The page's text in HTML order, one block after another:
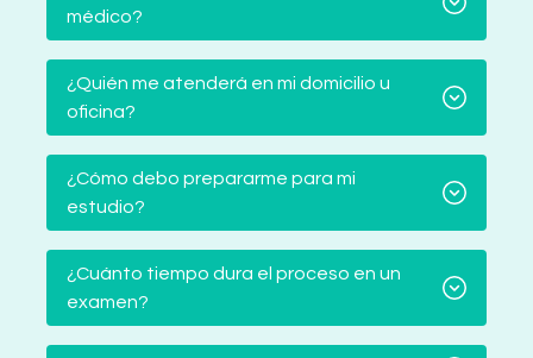
médico?
¿Quién me atenderá en mi domicilio u
oficina?
¿Cómo debo prepararme para mi
estudio?
¿Cuánto tiempo dura el proceso en un
examen?